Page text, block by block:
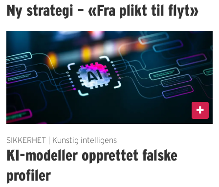
Ny strategi – «Fra plikt til flyt»
SIKKERHET | Kunstig intelligens
KI-modeller opprettet falske
profiler